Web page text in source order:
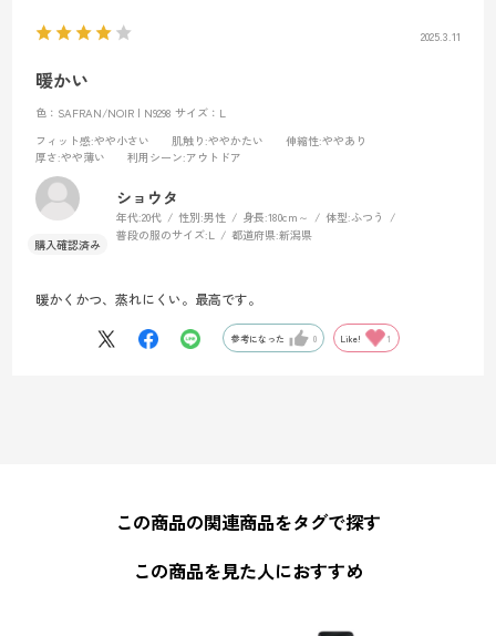
2025.3.11
暖かい
色：SAFRAN/NOIR | N9298 サイズ：L
フィット感:やや小さい 肌触り :ややかたい 伸縮性:ややあり
厚さ:やや薄い 利用シーン:アウトドア
ショウタ
年代:20代 性別:男性 身長:180cm～ 体型:ふつう
普段の服のサイズ:L 都道府県:新潟県
暖かくかつ、蒸れにくい。最高です。
参考になった 0 Like! 1
この商品の関連商品をタグで探す
この商品を見た人におすすめ